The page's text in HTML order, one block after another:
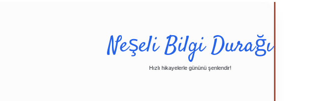
Neşeli Bilgi Durağı
Hızlı hikayelerle gününü şenlendir!